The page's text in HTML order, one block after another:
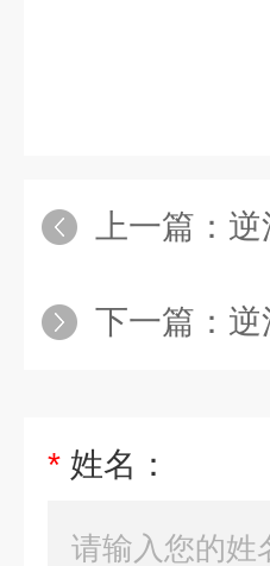
上一篇： 逆
下一篇： 逆
* 姓名：